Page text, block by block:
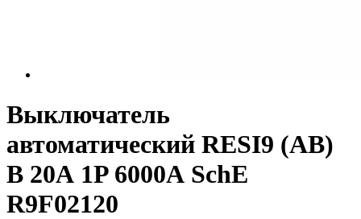
Выключатель
автоматический RESI9 (АВ)
B 20А 1P 6000А SchE
R9F02120